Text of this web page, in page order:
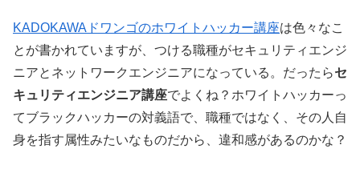
KADOKAWAドワンゴのホワイトハッカー講座は色々なこ
とが書かれていますが、つける職種がセキュリティエンジ
ニアとネットワークエンジニアになっている。だったらセ
キュリティエンジニア講座でよくね？ホワイトハッカーっ
てブラックハッカーの対義語で、職種ではなく、その人自
身を指す属性みたいなものだから、違和感があるのかな？